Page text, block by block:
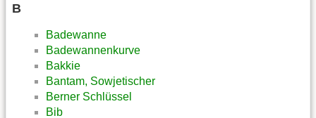
B
Badewanne
Badewannenkurve
Bakkie
Bantam, Sowjetischer
Berner Schlüssel
Bib